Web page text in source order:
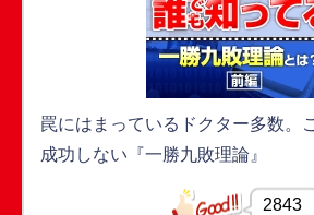
罠にはまっているドクター多数。
成功しない『一勝九敗理論』
2843